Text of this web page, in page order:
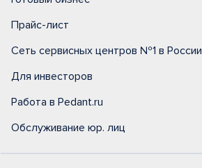
Прайс-лист
Сеть сервисных центров №1 в России
Для инвесторов
Работа в Pedant.ru
Обслуживание юр. лиц